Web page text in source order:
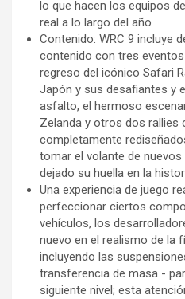
lo que hacen los equipos
real a lo largo del año
Contenido: WRC 9 incluye
contenido con tres
regreso del icónico Safari
Japón y sus desafiantes y
asfalto, el hermoso
Zelanda y otros dos rallies
completamente
tomar el volante de
dejado su huella en la
Una experiencia de juego
perfeccionar ciertos
vehículos, los
nuevo en el realismo de la
incluyendo las
transferencia de masa -
siguiente nivel; esta